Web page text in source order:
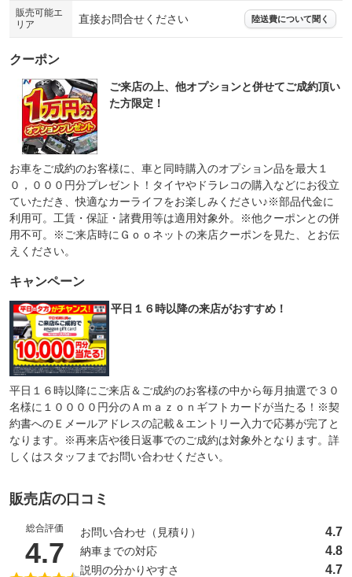
販売可能エ
リア
直接お問合せください 陸送費について聞く
クーポン
ご来店の上、他オプションと併せてご成約頂い
た方限定！
お車をご成約のお客様に、車と同時購入のオプション品を最大１
０，０００円分プレゼント！タイヤやドラレコの購入などにお役立
ていただき、快適なカーライフをお楽しみください♪※部品代金に
利用可。工賃・保証・諸費用等は適用対象外。※他クーポンとの併
用不可。※ご来店時にＧｏｏネットの来店クーポンを見た、とお伝
えください。
キャンペーン
平日１６時以降の来店がおすすめ！
平日１６時以降にご来店＆ご成約のお客様の中から毎月抽選で３０
名様に１００００円分のＡｍａｚｏｎギフトカードが当たる！※契
約書へのＥメールアドレスの記載＆エントリー入力で応募が完了と
なります。※再来店や後日返事でのご成約は対象外となります。詳
しくはスタッフまでお問い合わせください。
販売店の口コミ
総合評価
4.7 （5点満点中）
お問い合わせ（見積り） 4.7
納車までの対応 4.8
説明の分かりやすさ 4.7